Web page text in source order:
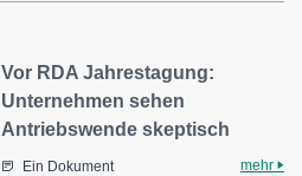
Vor RDA Jahrestagung:
Unternehmen sehen
Antriebswende skeptisch
Ein Dokument mehr